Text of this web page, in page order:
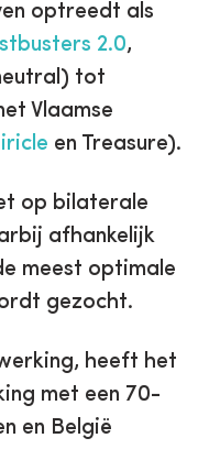
optreedt als
2.0,
tot
Vlaamse
en Treasure).
op bilaterale
afhankelijk
meest optimale
gezocht.
heeft het
met een 70-
en België